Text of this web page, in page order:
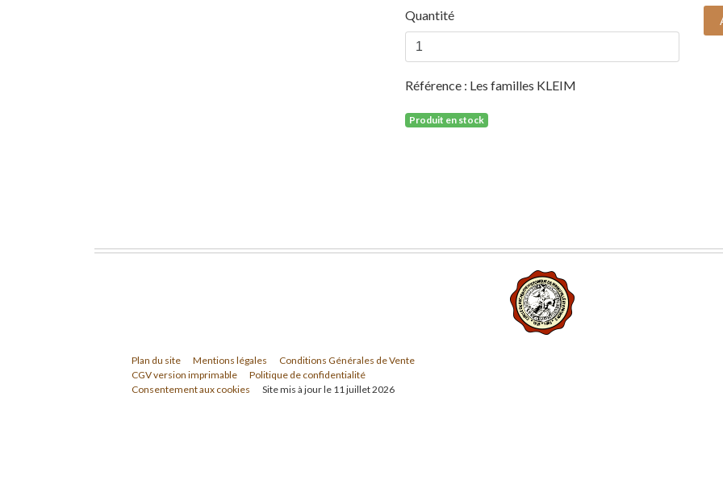
Quantité
Référence : Les familles KLEIM
Produit en stock
Plan du site Mentions légales
Conditions Générales de Vente
CGV version imprimable
Politique de confidentialité
Consentement aux cookies
Site mis à jour le 11 juillet 2026